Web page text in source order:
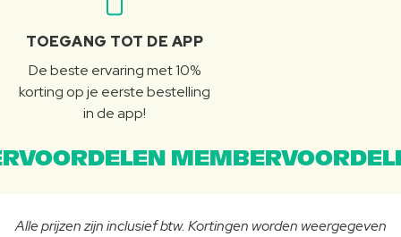
TOEGANG TOT DE APP
De beste ervaring met 10%
korting op je eerste bestelling
in de app!
Alle prijzen zijn inclusief btw. Kortingen worden weergegeven